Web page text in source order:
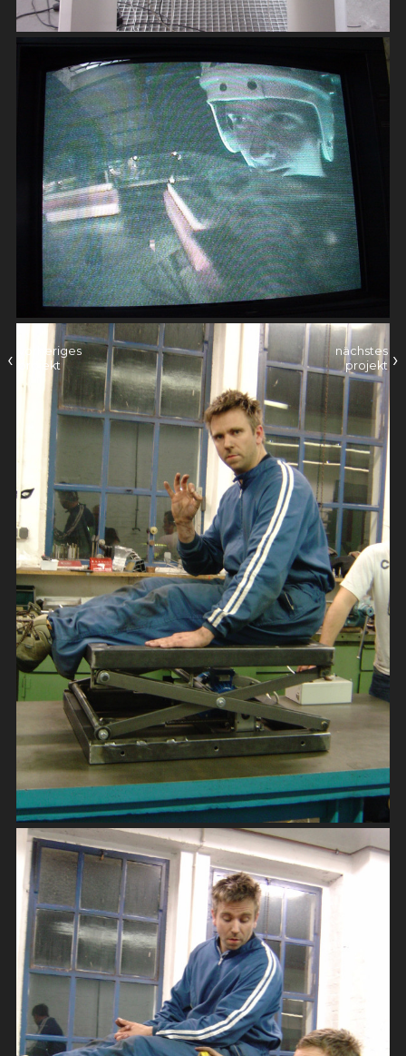
‹
vorheriges
projekt
nächstes
projekt ›